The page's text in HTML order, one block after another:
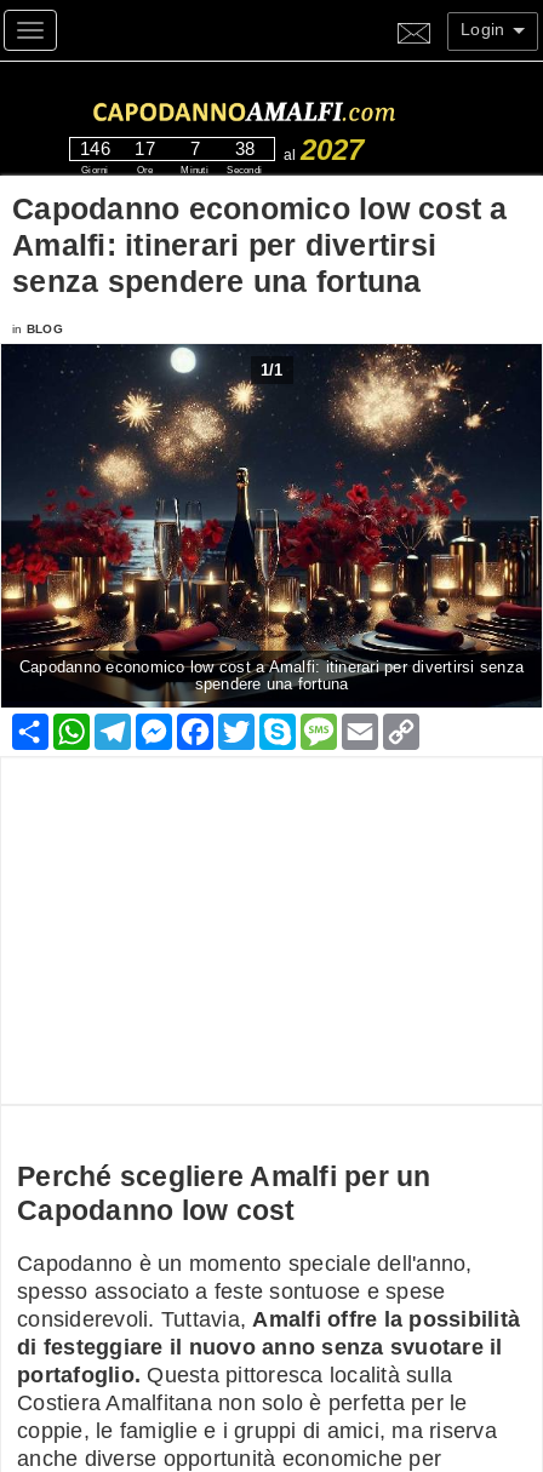
Toggle navigation Login
146
Giorni
17
Ore
7
Minuti
38
Secondi
al 2027
Capodanno economico low cost a
Amalfi: itinerari per divertirsi
senza spendere una fortuna
in BLOG
1/1
Capodanno economico low cost a Amalfi: itinerari per divertirsi senza
spendere una fortuna
Condividi
WhatsApp
Telegram
Messenger
Facebook
TwitterSkypeMessage
Email
Perché scegliere Amalfi per un
Capodanno low cost
Capodanno è un momento speciale dell'anno,
spesso associato a feste sontuose e spese
considerevoli. Tuttavia, Amalfi offre la possibilità
di festeggiare il nuovo anno senza svuotare il
portafoglio. Questa pittoresca località sulla
Costiera Amalfitana non solo è perfetta per le
coppie, le famiglie e i gruppi di amici, ma riserva
anche diverse opportunità economiche per